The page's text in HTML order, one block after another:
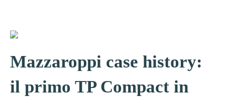
Mazzaroppi case history:
il primo TP Compact in